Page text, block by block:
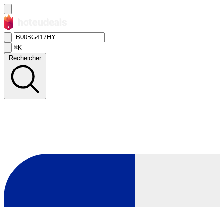
⌘K
Rechercher